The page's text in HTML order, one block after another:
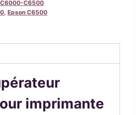
C6500
, Epson C6500
imprimante